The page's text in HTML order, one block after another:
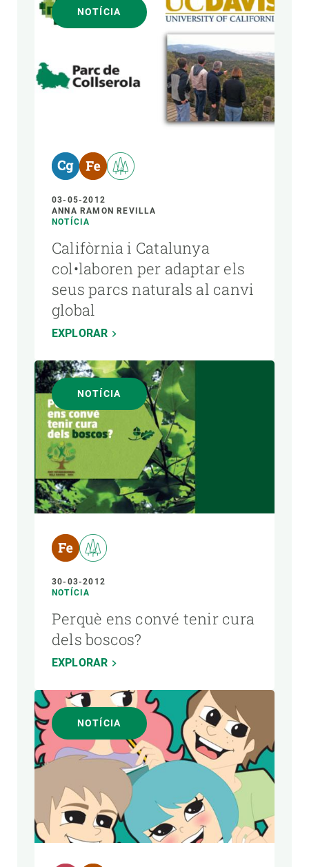
NOTÍCIA
03-05-2012
ANNA RAMON REVILLA
NOTÍCIA
Califòrnia i Catalunya
col•laboren per adaptar els
seus parcs naturals al canvi
global
EXPLORAR
NOTÍCIA
30-03-2012
NOTÍCIA
Perquè ens convé tenir cura
dels boscos?
EXPLORAR
NOTÍCIA